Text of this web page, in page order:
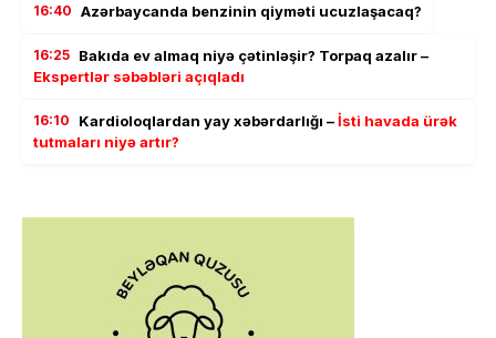
16:40 Azərbaycanda benzinin qiyməti ucuzlaşacaq?
16:25 Bakıda ev almaq niyə çətinləşir? Torpaq azalır –
Ekspertlər səbəbləri açıqladı
16:10 Kardioloqlardan yay xəbərdarlığı –İsti havada ürək
tutmaları niyə artır?